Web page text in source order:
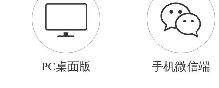
PC桌面版 手机微信端